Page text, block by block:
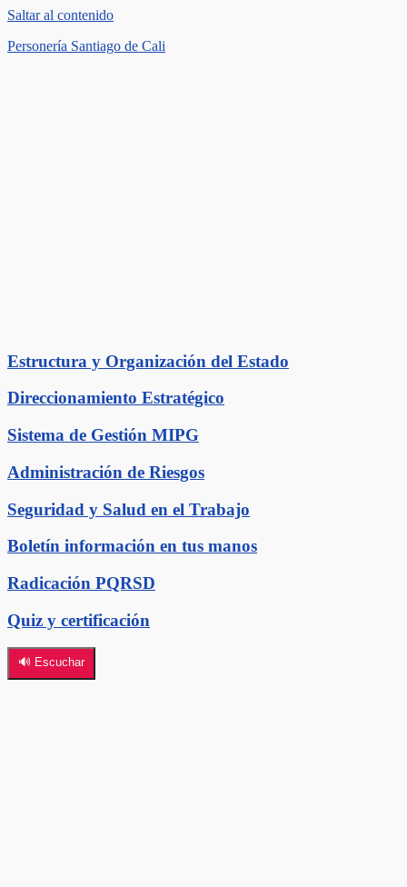
Saltar al contenido
Personería Santiago de Cali
Estructura y Organización del Estado
Direccionamiento Estratégico
Sistema de Gestión MIPG
Administración de Riesgos
Seguridad y Salud en el Trabajo
Boletín información en tus manos
Radicación PQRSD
Quiz y certificación
🔊 Escuchar